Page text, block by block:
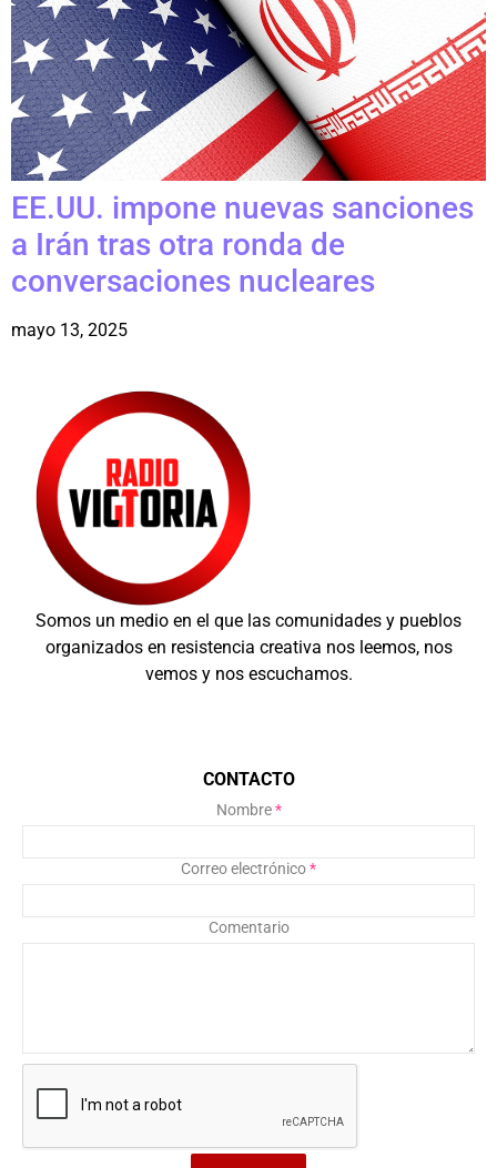
EE.UU. impone nuevas sanciones
a Irán tras otra ronda de
conversaciones nucleares
mayo 13, 2025
Somos un medio en el que las comunidades y pueblos
organizados en resistencia creativa nos leemos, nos
vemos y nos escuchamos.
CONTACTO
Nombre*
Correo electrónico*
Comentario